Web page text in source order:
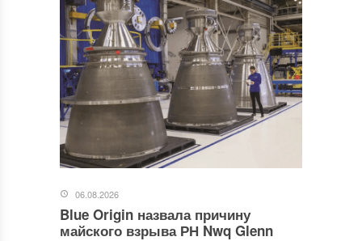
06.08.2026
Blue Origin назвала причину
майского взрыва РН Nwq Glenn